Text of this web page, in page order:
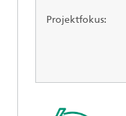
Projektfokus: